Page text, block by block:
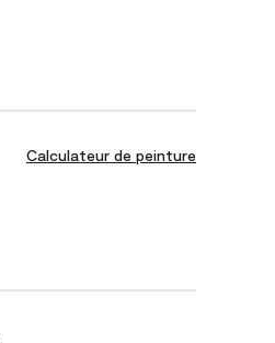
Calculateur de peinture